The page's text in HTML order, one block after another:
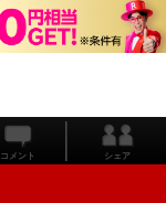
コメント シェア